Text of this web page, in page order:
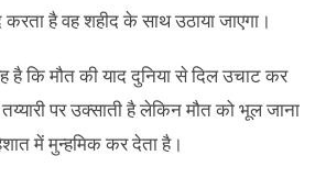
करता है वह शहीद के साथ उठाया जाएगा।
कि मौत की याद दुनिया से दिल उचाट कर
पर उक्साती है लेकिन मौत को भूल जाना
में मुन्हमिक कर देता है।